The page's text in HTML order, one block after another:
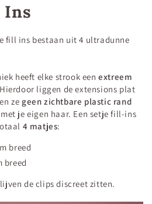
double drawn techniek blijven
het haar gelijkmatig over het
clip-in bevestiging maakt de
in eensteile structuur, zodat je
Van sleek en glad tot waves of
zich moeiteloos aan jouw look
dagelijks dragen als momenten
Ins
fill ins bestaan uit 4 ultradunne
heeft elke strook eenextreem
liggen de extensions plat
ze geen zichtbare plastic rand
je eigen haar. Een setje fill-ins
4 matjes:
breed
breed
de clips discreet zitten.